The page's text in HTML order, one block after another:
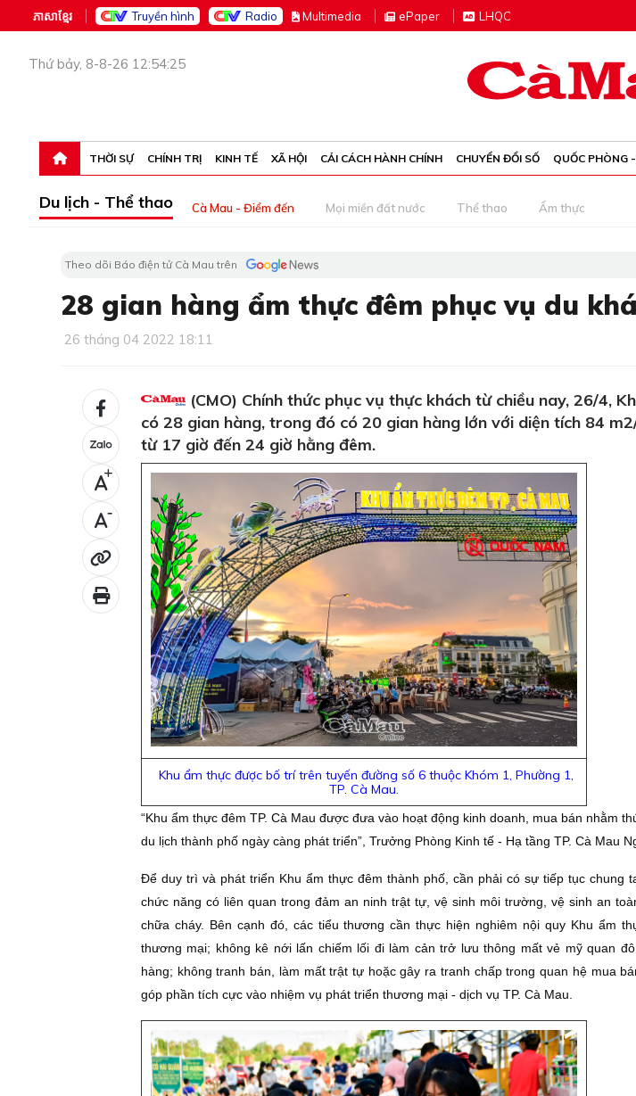
ភាសាខ្មែរ Truyền hình Radio Multimedia ePaper LHQC
Thứ bảy, 8-8-26 12:54:25
THỜI SỰ CHÍNH TRỊ KINH TẾ XÃ HỘI CẢI CÁCH HÀNH CHÍNH CHUYỂN ĐỔI SỐ QUỐC PHÒNG
Du lịch - Thể thao Cà Mau - Điểm đến Mọi miền đất nước Thể thao Ẩm thực
Theo dõi Báo điện tử Cà Mau trên
28 gian hàng ẩm thực đêm phục vụ du
26 tháng 04 2022 18:11
+
-
(CMO) Chính thức phục vụ thực khách từ chiều nay, 26/4,
có 28 gian hàng, trong đó có 20 gian hàng lớn với diện tích 84
từ 17 giờ đến 24 giờ hằng đêm.
Khu ẩm thực được bố trí trên tuyến đường số 6 thuộc Khóm 1, Phường 1,
TP. Cà Mau.
“Khu ẩm thực đêm TP. Cà Mau được đưa vào hoạt động kinh doanh, mua bán nhằm
du lịch thành phố ngày càng phát triển”, Trưởng Phòng Kinh tế - Hạ tầng TP. Cà Mau
Để duy trì và phát triển Khu ẩm thực đêm thành phố, cần phải có sự tiếp tục chung
chức năng có liên quan trong đảm an ninh trật tự, vệ sinh môi trường, vệ sinh an
chữa cháy. Bên cạnh đó, các tiểu thương cần thực hiện nghiêm nội quy Khu ẩm
thương mại; không kê nới lấn chiếm lối đi làm cản trở lưu thông mất vẻ mỹ quan
hàng; không tranh bán, làm mất trật tự hoặc gây ra tranh chấp trong quan hệ mua
góp phần tích cực vào nhiệm vụ phát triển thương mại - dịch vụ TP. Cà Mau.